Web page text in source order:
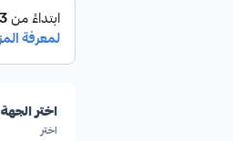
اختر الجهة
اختر